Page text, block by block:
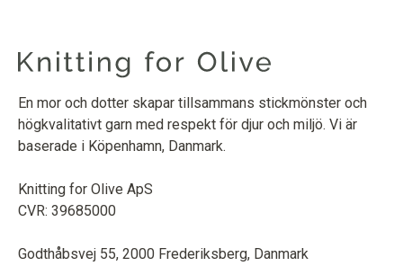
En mor och dotter skapar tillsammans stickmönster och
högkvalitativt garn med respekt för djur och miljö. Vi är
baserade i Köpenhamn, Danmark.
Knitting for Olive ApS
CVR: 39685000
Godthåbsvej 55, 2000 Frederiksberg, Danmark